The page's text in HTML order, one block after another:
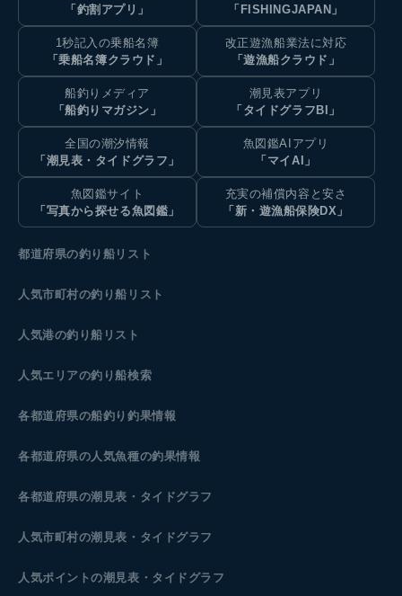
「釣割アプリ」
「FISHINGJAPAN」
1秒記入の乗船名簿
「乗船名簿クラウド」
改正遊漁船業法に対応
「遊漁船クラウド」
船釣りメディア
「船釣りマガジン」
潮見表アプリ
「タイドグラフBI」
全国の潮汐情報
「潮見表・タイドグラフ」
魚図鑑AIアプリ
「マイAI」
魚図鑑サイト
「写真から探せる魚図鑑」
充実の補償内容と安さ
「新・遊漁船保険DX」
都道府県の釣り船リスト
人気市町村の釣り船リスト
人気港の釣り船リスト
人気エリアの釣り船検索
各都道府県の船釣り釣果情報
各都道府県の人気魚種の釣果情報
各都道府県の潮見表 ・タイドグラフ
人気市町村の潮見表・タイドグラフ
人気ポイントの潮見表・タイドグラフ